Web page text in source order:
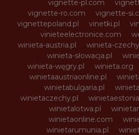
vignette-pl.com
vignette-ro.com
vignette-
vignettepoland.pl
vinetki.pl
vinieteelectronice.com
winieta-austria.pl
winieta-
winieta-słowacja.pl
winieta-węgry.pl
winieta.org
winietaaustriaonline.pl
winietabulgaria.pl
winietaczechy.pl
winietalotwa.pl
winietaonline.com
winietarumunia.pl